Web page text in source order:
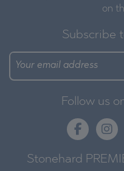
on
Subscribe
Follow us
Stonehard